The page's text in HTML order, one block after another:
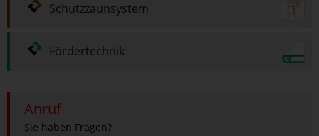
Schutzzaunsystem
Fördertechnik
Anruf
Sie haben Fragen?